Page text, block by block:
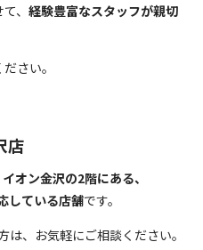
、 経験豊富なスタッフが親切
さい。
店
イオン金沢の2階にある、
している店舗です。
、お気軽にご相談ください。